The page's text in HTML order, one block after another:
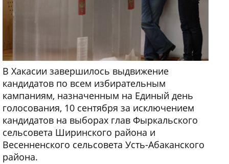
В Хакасии завершилось выдвижение
кандидатов по всем избирательным
кампаниям, назначенным на Единый день
голосования, 10 сентября за исключением
кандидатов на выборах глав Фыркальского
сельсовета Ширинского района и
Весенненского сельсовета Усть-Абаканского
района.